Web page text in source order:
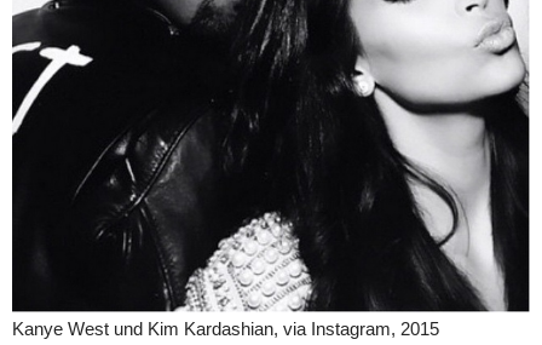
Kanye West und Kim Kardashian, via Instagram, 2015